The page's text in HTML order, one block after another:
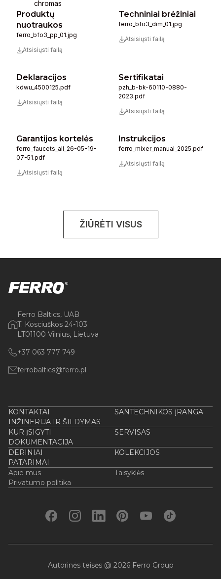
chromas
Produktų
nuotraukos
ferro_bfo3_pp_01.jpg
Atsisiųsti failą
Techniniai brėžiniai
ferro_bfo3_dim_01.jpg
Atsisiųsti failą
Deklaracijos
kdwu_4500125.pdf
Atsisiųsti failą
Sertifikatai
pzh_b-bk-60110-0880-
2023.pdf
Atsisiųsti failą
Garantijos kortelės
ferro_faucets_all_26-05-19-
07-51.pdf
Atsisiųsti failą
Instrukcijos
ferro_mixer_manual_2025.pdf
Atsisiųsti failą
ŽIŪRĖTI VISUS
Ferro Baltics, UAB
T. Kosciuškos 24-103
LT01100 Vilnius, Lietuva
+37 063 777 749
ferrobaltics@ferro.pl
KONTAKTAI
SANTECHNIKOS ĮRANGA
INŽINERIJA IR ŠILDYMAS
KUR ĮSIGYTI
SERVISAS
DOKUMENTACIJA
DERINIAI
KOLEKCIJOS
PATARIMAI
Apie mus
Taisyklės
Privatumo politika
Autorinės teisės @ 2026 Ferro Group